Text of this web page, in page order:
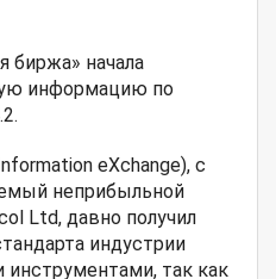
биржа» начала
информацию по
eXchange), с
неприбыльной
Ltd, давно получил
индустрии
так как